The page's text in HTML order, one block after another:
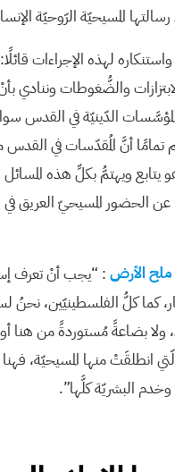
المسيحيّة الرّوحيّة
لهذه الإجراءات
والضُّغوطات وننادي
الدّينيّة في القدس
أنَّ المُقدّسات في
يتابع ويهتمُّ بكلِّ هذه
عن الحضور المسيحيّ العريق
ملح الأرض : “يجب أنْ تعرف
كما كلُّ الفلسطينيّين، نحنُ
ولا بضاعةً مُستوردةً من هنا
انطلقَتْ منها المسيحيّة،
البشريّة كلَّها”.